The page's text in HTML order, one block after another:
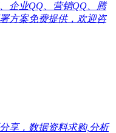
企业QQ、营销QQ、腾
方案免费提供，欢迎咨
享，数据资料求购,分析